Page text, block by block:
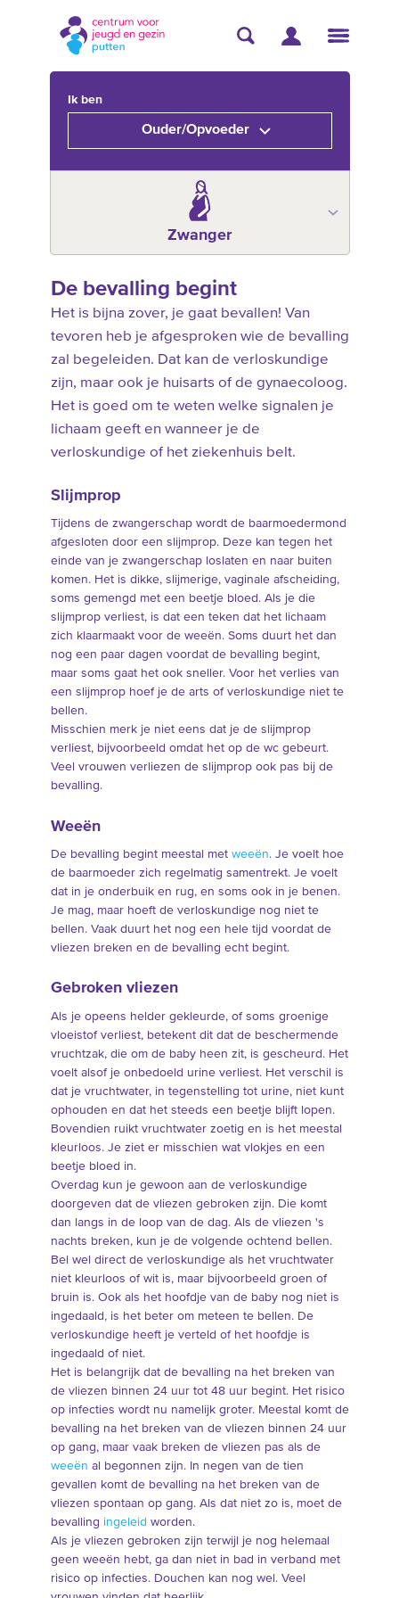
Ik ben
Ouder/Opvoeder
Zwanger
De bevalling begint
Het is bijna zover, je gaat bevallen! Van
tevoren heb je afgesproken wie de bevalling
zal begeleiden. Dat kan de verloskundige
zijn, maar ook je huisarts of de gynaecoloog.
Het is goed om te weten welke signalen je
lichaam geeft en wanneer je de
verloskundige of het ziekenhuis belt.
Slijmprop
Tijdens de zwangerschap wordt de baarmoedermond
afgesloten door een slijmprop. Deze kan tegen het
einde van je zwangerschap loslaten en naar buiten
komen. Het is dikke, slijmerige, vaginale afscheiding,
soms gemengd met een beetje bloed. Als je die
slijmprop verliest, is dat een teken dat het lichaam
zich klaarmaakt voor de weeën. Soms duurt het dan
nog een paar dagen voordat de bevalling begint,
maar soms gaat het ook sneller. Voor het verlies van
een slijmprop hoef je de arts of verloskundige niet te
bellen.
Misschien merk je niet eens dat je de slijmprop
verliest, bijvoorbeeld omdat het op de wc gebeurt.
Veel vrouwen verliezen de slijmprop ook pas bij de
bevalling.
Weeën
De bevalling begint meestal met weeën. Je voelt hoe
de baarmoeder zich regelmatig samentrekt. Je voelt
dat in je onderbuik en rug, en soms ook in je benen.
Je mag, maar hoeft de verloskundige nog niet te
bellen. Vaak duurt het nog een hele tijd voordat de
vliezen breken en de bevalling echt begint.
Gebroken vliezen
Als je opeens helder gekleurde, of soms groenige
vloeistof verliest, betekent dit dat de beschermende
vruchtzak, die om de baby heen zit, is gescheurd. Het
voelt alsof je onbedoeld urine verliest. Het verschil is
dat je vruchtwater, in tegenstelling tot urine, niet kunt
ophouden en dat het steeds een beetje blijft lopen.
Bovendien ruikt vruchtwater zoetig en is het meestal
kleurloos. Je ziet er misschien wat vlokjes en een
beetje bloed in.
Overdag kun je gewoon aan de verloskundige
doorgeven dat de vliezen gebroken zijn. Die komt
dan langs in de loop van de dag. Als de vliezen 's
nachts breken, kun je de volgende ochtend bellen.
Bel wel direct de verloskundige als het vruchtwater
niet kleurloos of wit is, maar bijvoorbeeld groen of
bruin is. Ook als het hoofdje van de baby nog niet is
ingedaald, is het beter om meteen te bellen. De
verloskundige heeft je verteld of het hoofdje is
ingedaald of niet.
Het is belangrijk dat de bevalling na het breken van
de vliezen binnen 24 uur tot 48 uur begint. Het risico
op infecties wordt nu namelijk groter. Meestal komt de
bevalling na het breken van de vliezen binnen 24 uur
op gang, maar vaak breken de vliezen pas als de
weeën al begonnen zijn. In negen van de tien
gevallen komt de bevalling na het breken van de
vliezen spontaan op gang. Als dat niet zo is, moet de
bevalling ingeleid worden.
Als je vliezen gebroken zijn terwijl je nog helemaal
geen weeën hebt, ga dan niet in bad in verband met
risico op infecties. Douchen kan nog wel. Veel